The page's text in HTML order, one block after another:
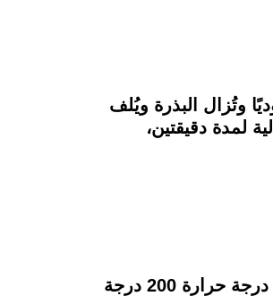
وتُزال البذرة ويُلف
لمدة دقيقتين،
الحيلة الأخرى هي لف ثمرة الأفوكادو غير المقطوعة بورق الألمونيوم وتُوضع في الفرن فوق ورقة زبدة لتُخبز على درجة حرارة 200 درجة